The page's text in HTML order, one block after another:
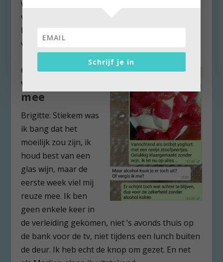
weinig, terwijl ik gewoonlijk in het weekend dan
voor de gezelligheid een glaasje wit meedrink.
De beloning van een goede nachtrust vergoedt
veel.
Geen alcohol
valt reuze
mee
Brigitte: Stiekem was
ik bang dat het
moeilijk zou zijn, ik
houd best van een
glas wijn, maar de
eerste week viel mij
reuze mee. Ik ben
geen enkele keer in
de verleiding gekomen, niet ’s avonds thuis op
de bank voor de tv, niet tijdens een lunch buiten
de deur. Ik heb echt de knop om gezet. En net
Schrijf je in